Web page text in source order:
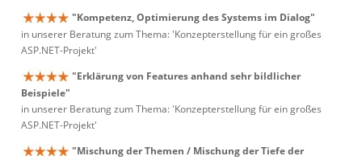
"Kompetenz, Optimierung des Systems im Dialog"
in unserer Beratung zum Thema: 'Konzepterstellung für ein großes
ASP.NET-Projekt'
"Erklärung von Features anhand sehr bildlicher
Beispiele"
in unserer Beratung zum Thema: 'Konzepterstellung für ein großes
ASP.NET-Projekt'
"Mischung der Themen / Mischung der Tiefe der